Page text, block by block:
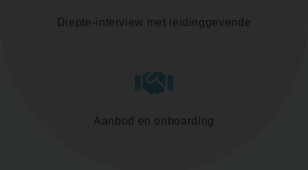
Diepte-interview met leidinggevende
Aanbod en onboarding